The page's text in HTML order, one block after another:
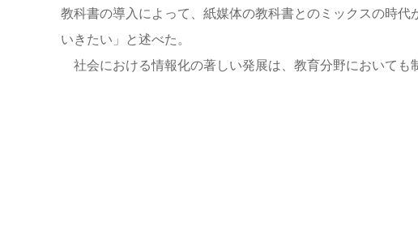
教科書の導入によって、紙媒体の教科書とのミックスの時
いきたい」と述べた。
社会における情報化の著しい発展は、教育分野においても